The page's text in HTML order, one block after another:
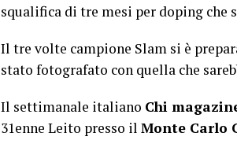
squalifica di tre mesi per doping che
Il tre volte campione Slam si è
stato fotografato con quella che
Il settimanale italiano Chi
31enne Leito presso il Monte Carlo